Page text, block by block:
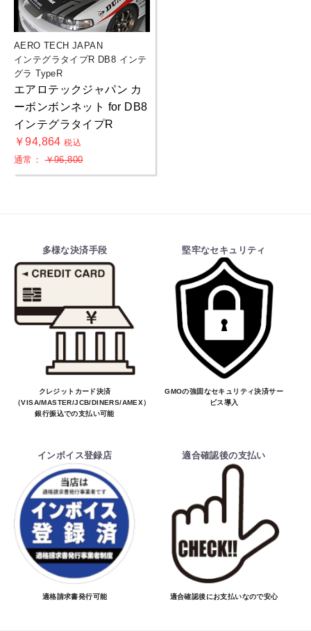
AERO TECH JAPAN
インテグラタイプR DB8 インテ
グラ TypeR
エアロテックジャパン カ
ーボンボンネット for DB8
インテグラタイプR
￥94,864税込
通常：￥96,800
お買物を続ける カートへ進む
多様な決済手段
クレジットカード決済
（VISA/MASTER/JCB/DINERS/AMEX）、
銀行振込での支払い可能
堅牢なセキュリティ
GMOの強固なセキュリティ決済サー
ビス導入
インボイス登録店
適格請求書発行可能
適合確認後の支払い
適合確認後にお支払いなので安心